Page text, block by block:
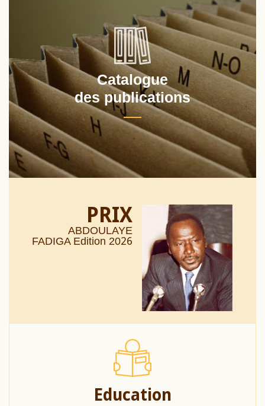
Catalogue
des publications
PRIX
ABDOULAYE
FADIGA Edition 2026
Education